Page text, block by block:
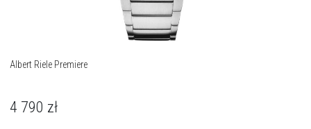
Albert Riele Premiere
4 790 zł